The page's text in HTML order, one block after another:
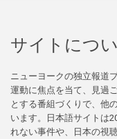
サイトにつ
ニューヨークの独立報道
運動に焦点を当て、見過
とする番組づくりで、他
います。日本語サイトは
れない事件や、日本の視